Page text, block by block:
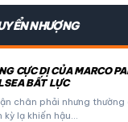
NHƯỢNG
CỰC DỊ CỦA MARCO
BẤT LỰC
chân phải nhưng
lạ khiến hậu…